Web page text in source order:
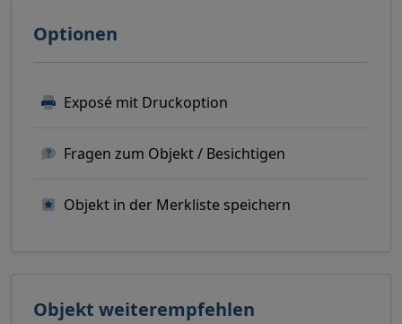
Optionen
Exposé mit Druckoption
Fragen zum Objekt / Besichtigen
Objekt in der Merkliste speichern
Objekt weiterempfehlen